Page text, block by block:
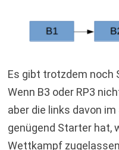
Es gibt trotzdem noch
Wenn B3 oder RP3
aber die links davon
genügend Starter hat,
Wettkampf